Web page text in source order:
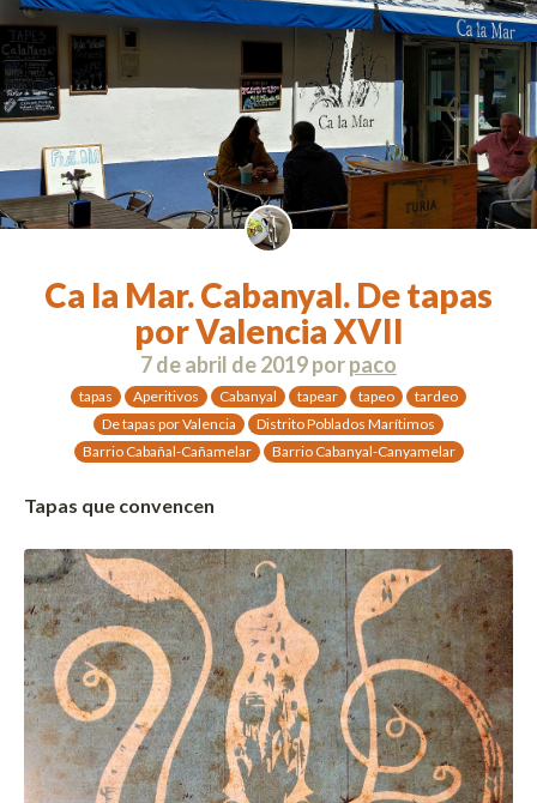
Ca la Mar. Cabanyal. De tapas
por Valencia XVII
7 de abril de 2019porpaco
tapas Aperitivos Cabanyal tapear tapeo
tardeo
De tapas por Valencia
Distrito Poblados Marítimos
Barrio Cabañal-Cañamelar
Barrio Cabanyal-Canyamelar
Tapas que convencen